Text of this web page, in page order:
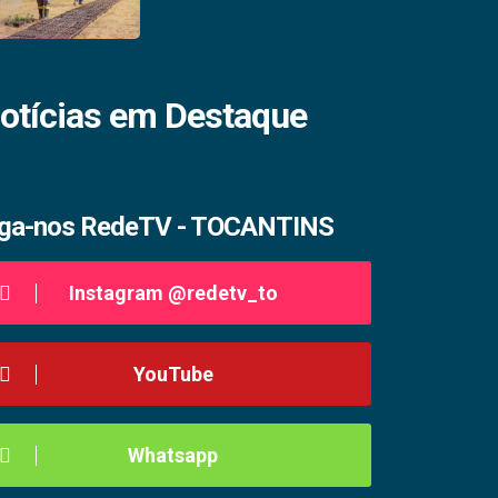
em Destaque
nos RedeTV - TOCANTINS
Instagram @redetv_to
YouTube
Whatsapp